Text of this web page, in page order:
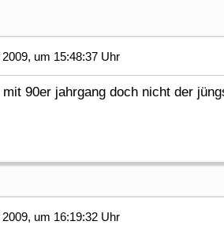
um 15:48:37 Uhr
90er jahrgang doch nicht der
um 16:19:32 Uhr